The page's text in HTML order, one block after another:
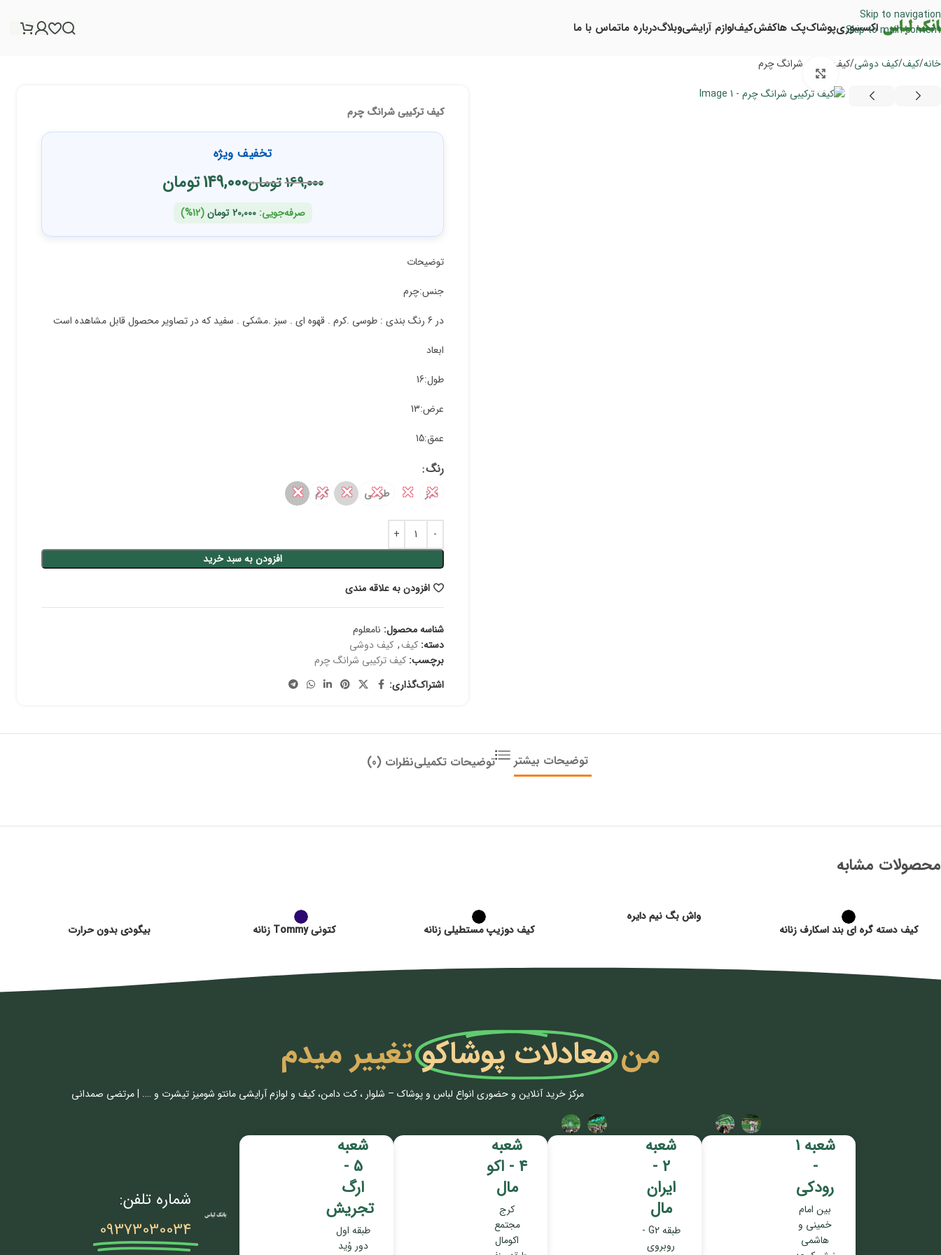
Skip to navigation
Skip to main content
اکسسوریپوشاکپک هاکفشکیفلوازم آرایشیوبلاگدرباره ماتماس با ما
خانه کیف کیف دوشی کیف ترکیبی شرانگ چرم
برای بزرگنمایی کلیک کنید
کیف ترکیبی شرانگ چرم
تخفیف ویژه
169,000تومان149,000تومان
صرفه‌جویی:20,000 تومان(12%)
توضیحات
جنس:چرم
در 6 رنگ بندی : طوسی .کرم . قهوه ای . سبز .مشکی . سفید که در تصاویر محصول قابل مشاهده است
ابعاد
طول:16
عرض:13
عمق:15
رنگ
سبز
✕
✕ طوسی
✕
✕ کرم
✕
✕
افزودن به سبد خرید
افزودن به علاقه مندی
شناسه محصول: نامعلوم
دسته: کیف, کیف دوشی
برچسب: کیف ترکیبی شرانگ چرم
اشتراک‌گذاری:
توضیحات بیشتر توضیحات تکمیلینظرات (0)
محصولات مشابه
کیف دسته گره ای بند اسکارف زنانه
واش بگ نیم دایره
کیف دوزیپ مستطیلی زنانه
کتونی Tommy زنانه بیگودی بدون حرارت
من معادلات پوشاکوتغییر میدم
مرکز خرید آنلاین و حضوری انواع لباس‌ و پوشاک – شلوار ، کت دامن، کیف و لوازم آرایشی مانتو شومیز تیشرت و …. | مرتضی صمدانی
شعبه 1
-
رودکی
بین امام
خمینی و
هاشمی
شعبه
2 -
ایران
مال
طبقه G2 -
روبروی
شعبه
4 - اکو
مال
کرج
مجتمع
اکومال
شعبه
5 -
ارگ
تجریش
طبقه اول
دور وُید
شماره تلفن:
09373030034